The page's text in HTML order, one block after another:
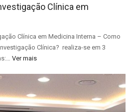
Clínica em
Clínica em Medicina Interna – Como
Clínica? realiza-se em 3
Ver mais